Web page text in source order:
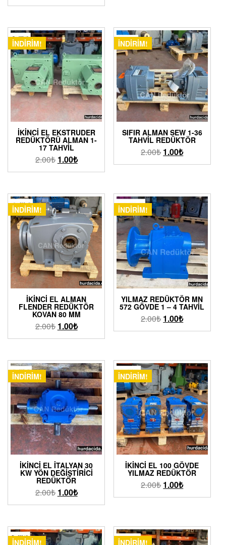
İNDIRIM!
İKINCI EL EKSTRUDER
REDÜKTÖRÜ ALMAN 1-
17 TAHVIL
2.00₺ 1.00₺
İNDIRIM!
SIFIR ALMAN SEW 1-36
TAHVIL REDÜKTÖR
2.00₺ 1.00₺
İNDIRIM!
İKINCI EL ALMAN
FLENDER REDÜKTÖR
KOVAN 80 MM
2.00₺ 1.00₺
İNDIRIM!
YILMAZ REDÜKTÖR MN
572 GÖVDE 1 – 4 TAHVIL
2.00₺ 1.00₺
İNDIRIM!
İKINCI EL İTALYAN 30
KW YÖN DEĞIŞTIRICI
REDÜKTÖR
2.00₺ 1.00₺
İNDIRIM!
İKINCI EL 100 GÖVDE
YILMAZ REDÜKTÖR
2.00₺ 1.00₺
İNDIRIM! İNDIRIM!